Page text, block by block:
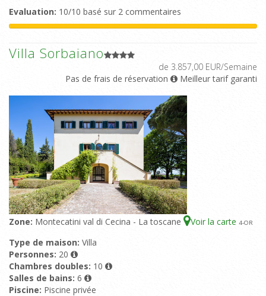
Evaluation: 10/10 basé sur 2 commentaires
Villa Sorbaiano
de 3.857,00 EUR/Semaine
Pas de frais de réservation
Meilleur tarif garanti
Zone: Montecatini val di Cecina - La toscane Voir la carte 4-OR
Type de maison: Villa
Personnes: 20
Chambres doubles: 10
Salles de bains: 6
Piscine: Piscine privée